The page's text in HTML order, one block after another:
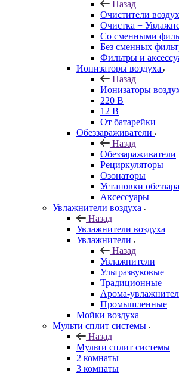
Назад
Очистители
Очистка +
Cо сменными
Без сменных
Фильтры и
Ионизаторы воздуха
Назад
Ионизаторы
220 В
12 В
От батарейки
Обеззараживатели
Назад
Обеззараживатели
Рециркуляторы
Озонаторы
Установки
Аксессуары
Увлажнители воздуха
Назад
Увлажнители воздуха
Увлажнители
Назад
Увлажнители
Ультразвуковые
Традиционные
Арома-
Промышленные
Мойки воздуха
Мульти сплит системы
Назад
Мульти сплит системы
2 комнаты
3 комнаты